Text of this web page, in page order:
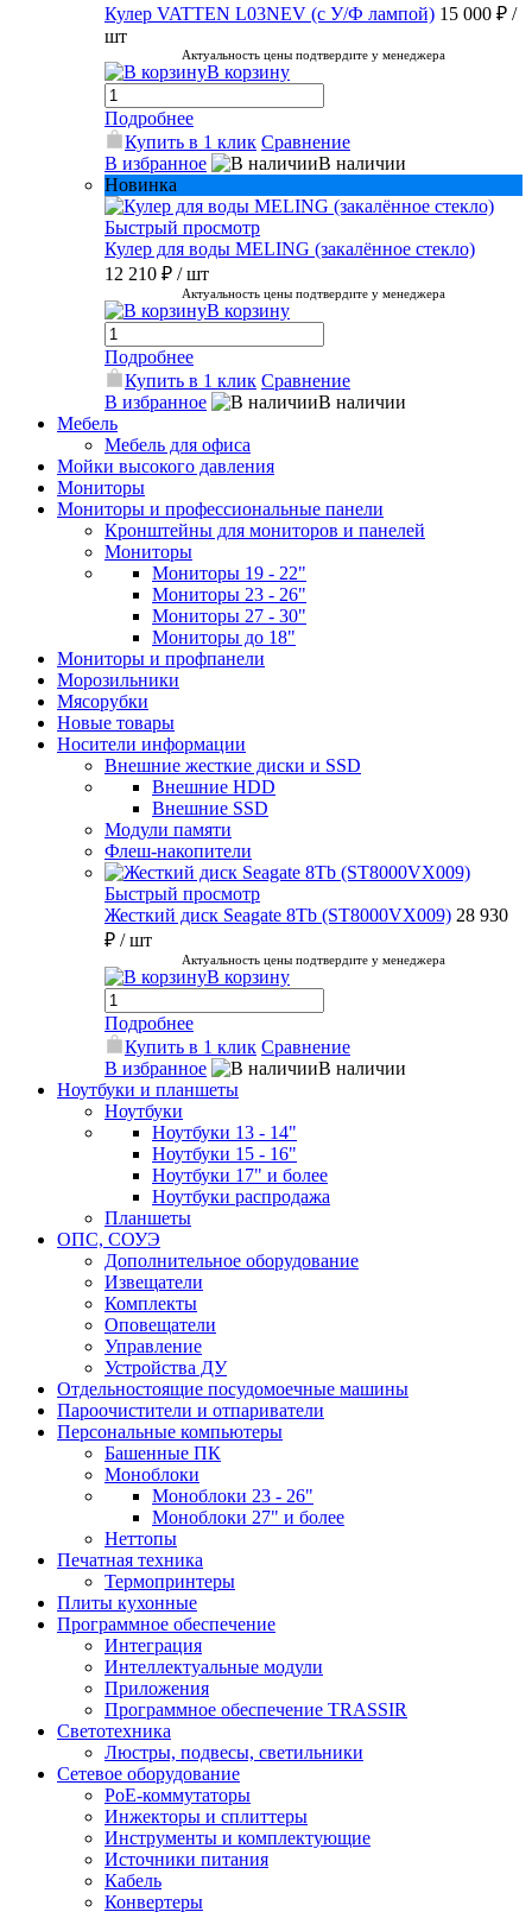
Кулер VATTEN L03NEV (с У/Ф лампой) 15 000 ₽ /
шт
Актуальность цены подтвердите у менеджера
В корзину
Подробнее
Купить в 1 клик Сравнение
В избранное
В наличии
Новинка
Быстрый просмотр
Кулер для воды MELING (закалённое стекло)
12 210 ₽ / шт
Актуальность цены подтвердите у менеджера
В корзину
Подробнее
Купить в 1 клик Сравнение
В избранное
В наличии
Мебель
Мебель для офиса
Мойки высокого давления
Мониторы
Мониторы и профессиональные панели
Кронштейны для мониторов и панелей
Мониторы
Мониторы 19 - 22"
Мониторы 23 - 26"
Мониторы 27 - 30"
Мониторы до 18"
Мониторы и профпанели
Морозильники
Мясорубки
Новые товары
Носители информации
Внешние жесткие диски и SSD
Внешние HDD
Внешние SSD
Модули памяти
Флеш-накопители
Быстрый просмотр
Жесткий диск Seagate 8Tb (ST8000VX009) 28 930
₽ / шт
Актуальность цены подтвердите у менеджера
В корзину
Подробнее
Купить в 1 клик Сравнение
В избранное
В наличии
Ноутбуки и планшеты
Ноутбуки
Ноутбуки 13 - 14"
Ноутбуки 15 - 16"
Ноутбуки 17" и более
Ноутбуки распродажа
Планшеты
ОПС, СОУЭ
Дополнительное оборудование
Извещатели
Комплекты
Оповещатели
Управление
Устройства ДУ
Отдельностоящие посудомоечные машины
Пароочистители и отпариватели
Персональные компьютеры
Башенные ПК
Моноблоки
Моноблоки 23 - 26"
Моноблоки 27" и более
Неттопы
Печатная техника
Термопринтеры
Плиты кухонные
Программное обеспечение
Интеграция
Интеллектуальные модули
Приложения
Программное обеспечение TRASSIR
Светотехника
Люстры, подвесы, светильники
Сетевое оборудование
PoE-коммутаторы
Инжекторы и сплиттеры
Инструменты и комплектующие
Источники питания
Кабель
Конвертеры